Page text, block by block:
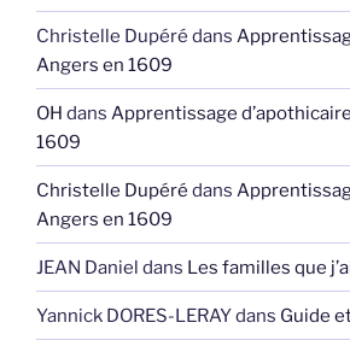
Christelle Dupéré dans
Angers en 1609
OH dans Apprentissage
1609
Christelle Dupéré dans
Angers en 1609
JEAN Daniel dans Les familles que
Yannick DORES-LERAYdans Guide